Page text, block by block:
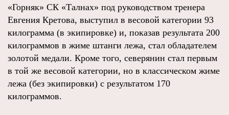
«Горняк» СК «Талнах» под руководством тренера
Евгения Кретова, выступил в весовой категории 93
килограмма (в экипировке) и, показав результата 200
килограммов в жиме штанги лежа, стал обладателем
золотой медали. Кроме того, северянин стал первым
в той же весовой категории, но в классическом жиме
лежа (без экипировки) с результатом 170
килограммов.